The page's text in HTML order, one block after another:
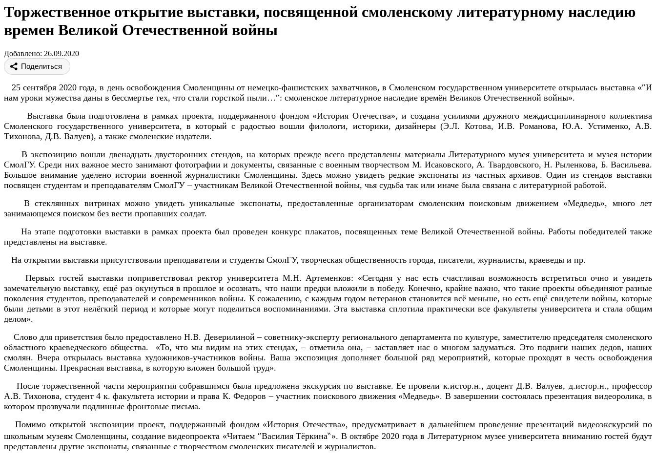
Торжественное открытие выставки, посвященной смоленскому литературному наследию
времен Великой Отечественной войны
Добавлено: 26.09.2020
Поделиться
25 сентября 2020 года, в день освобождения Смоленщины от немецко-фашистских захватчиков, в Смоленском государственном университете открылась выставка «″И
нам уроки мужества даны в бессмертье тех, что стали горсткой пыли…″: смоленское литературное наследие времён Великов Отечественной войны».
Выставка была подготовлена в рамках проекта, поддержанного фондом «История Отечества», и создана усилиями дружного междисциплинарного коллектива
Смоленского государственного университета, в который с радостью вошли филологи, историки, дизайнеры (Э.Л. Котова, И.В. Романова, Ю.А. Устименко, А.В.
Тихонова, Д.В. Валуев), а также смоленские издатели.
В экспозицию вошли двенадцать двусторонних стендов, на которых прежде всего представлены материалы Литературного музея университета и музея истории
СмолГУ. Среди них важное место занимают фотографии и документы, связанные с военным творчеством М. Исаковского, А. Твардовского, Н. Рыленкова, Б. Васильева.
Большое внимание уделено истории военной журналистики Смоленщины. Здесь можно увидеть редкие экспонаты из частных архивов. Один из стендов выставки
посвящен студентам и преподавателям СмолГУ – участникам Великой Отечественной войны, чья судьба так или иначе была связана с литературной работой.
В стеклянных витринах можно увидеть уникальные экспонаты, предоставленные организаторам смоленским поисковым движением «Медведь», много лет
занимающемся поиском без вести пропавших солдат.
На этапе подготовки выставки в рамках проекта был проведен конкурс плакатов, посвященных теме Великой Отечественной войны. Работы победителей также
представлены на выставке.
На открытии выставки присутствовали преподаватели и студенты СмолГУ, творческая общественность города, писатели, журналисты, краеведы и пр.
Первых гостей выставки поприветствовал ректор университета М.Н. Артеменков: «Сегодня у нас есть счастливая возможность встретиться очно и увидеть
замечательную выставку, ещё раз окунуться в прошлое и осознать, что наши предки вложили в победу. Конечно, крайне важно, что такие проекты объединяют разные
поколения студентов, преподавателей и современников войны. К сожалению, с каждым годом ветеранов становится всё меньше, но есть ещё свидетели войны, которые
были детьми в этот нелёгкий период и которые могут поделиться воспоминаниями. Эта выставка сплотила практически все факультеты университета и стала общим
делом».
Слово для приветствия было предоставлено Н.В. Деверилиной – советнику-эксперту регионального департамента по культуре, заместителю председателя смоленского
областного краеведческого общества. «То, что мы видим на этих стендах, – отметила она, – заставляет нас о многом задуматься. Это подвиги наших дедов, наших
смолян. Вчера открылась выставка художников-участников войны. Ваша экспозиция дополняет большой ряд мероприятий, которые проходят в честь освобождения
Смоленщины. Прекрасная выставка, в которую вложен большой труд».
После торжественной части мероприятия собравшимся была предложена экскурсия по выставке. Ее провели к.истор.н., доцент Д.В. Валуев, д.истор.н., профессор
А.В. Тихонова, студент 4 к. факультета истории и права К. Федоров – участник поискового движения «Медведь». В завершении состоялась презентация видеоролика, в
котором прозвучали подлинные фронтовые письма.
Помимо открытой экспозиции проект, поддержанный фондом «История Отечества», предусматривает в дальнейшем проведение презентаций видеоэкскурсий по
школьным музеям Смоленщины, создание видеопроекта «Читаем ″Василия Тёркина‶». В октябре 2020 года в Литературном музее университета вниманию гостей будут
представлены другие экспонаты, связанные с творчеством смоленских писателей и журналистов.